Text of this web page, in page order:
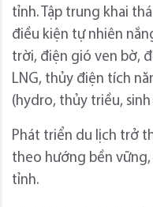
tỉnh. Tập trung khai
điều kiện tự nhiên
trời, điện gió ven bờ,
LNG, thủy điện tích
(hydro, thủy triều,
Phát triển du lịch trở
theo hướng bền
tỉnh.